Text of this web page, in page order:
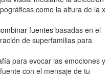
como la altura de la x
fuentes basadas en el
de superfamilias para
para evocar las emociones y
con el mensaje de tu